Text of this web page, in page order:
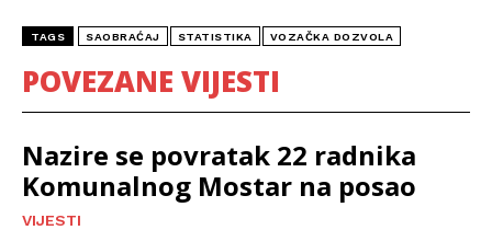
TAGS SAOBRAĆAJ STATISTIKA VOZAČKA DOZVOLA
POVEZANE VIJESTI
Nazire se povratak 22 radnika
Komunalnog Mostar na posao
VIJESTI